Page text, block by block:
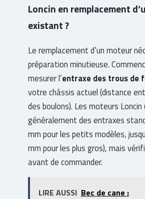
Loncin en remplacement
existant ?
Le remplacement d’un moteur
préparation minutieuse.
mesurer l’entraxe des trous de
votre châssis actuel (distance
des boulons). Les moteurs
généralement des entraxes
mm pour les petits modèles,
mm pour les plus gros), mais
avant de commander.
LIRE AUSSI Bec de cane :